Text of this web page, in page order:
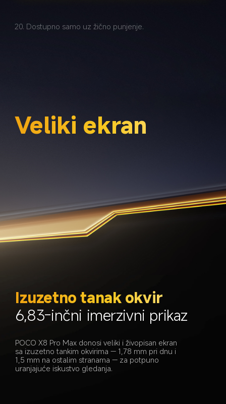
20. Dostupno samo uz žično punjenje.
Veliki ekran
Izuzetno tanak okvir
6,83-inčni imerzivni prikaz
POCO X8 Pro Max donosi veliki i živopisan ekran
sa izuzetno tankim okvirima — 1,78 mm pri dnu i
1,5 mm na ostalim stranama — za potpuno
uranjajuće iskustvo gledanja.